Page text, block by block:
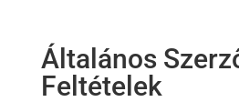
Általános
Feltételek